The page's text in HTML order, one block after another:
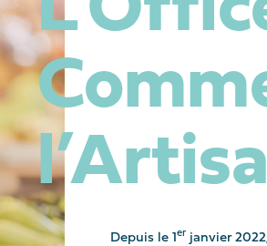
Depuis le 1er janvier